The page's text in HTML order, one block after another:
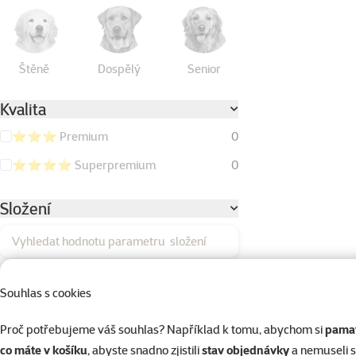
Souhlas s cookies
Proč potřebujeme váš souhlas? Například k tomu, abychom si
co máte v košíku, abyste snadno zjistilistav objednávkya nemuseli
Štěně Dospělý Senior
Kvalita
⭐⭐⭐ Premium
0
⭐⭐⭐⭐ Superpremium
0
Složení
Vyhledat hodnotu parametru složení
Bez obilovin (Grain Free)
0